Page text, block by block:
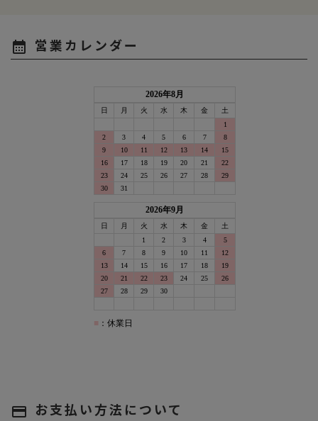
calendar_month 営業カレンダー
payment お支払い方法について